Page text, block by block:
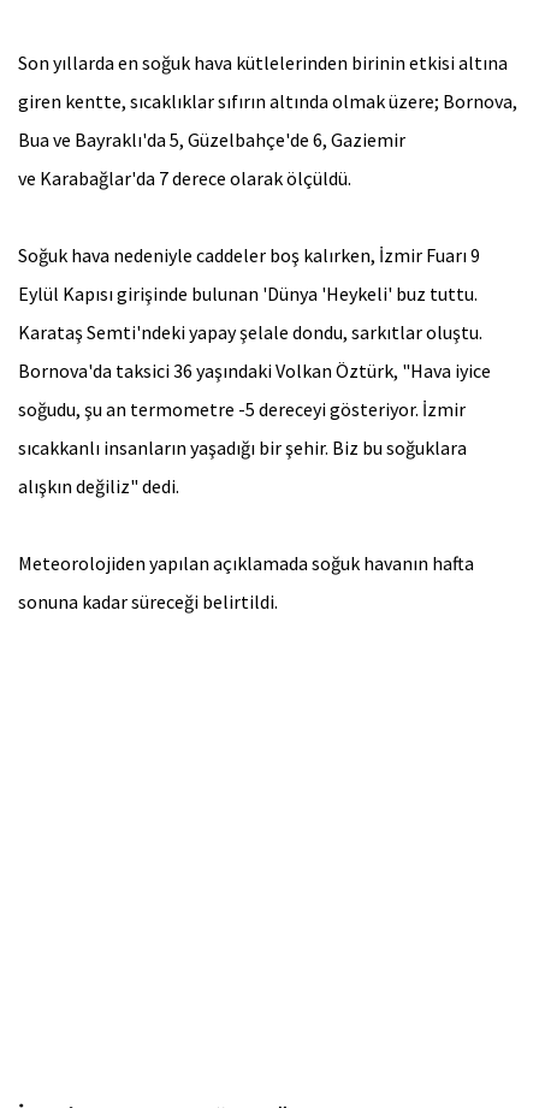
Son yıllarda en soğuk hava kütlelerinden birinin etkisi altına
giren kentte, sıcaklıklar sıfırın altında olmak üzere; Bornova,
Bua ve Bayraklı'da 5, Güzelbahçe'de 6, Gaziemir
ve Karabağlar'da 7 derece olarak ölçüldü.
Soğuk hava nedeniyle caddeler boş kalırken, İzmir Fuarı 9
Eylül Kapısı girişinde bulunan 'Dünya 'Heykeli' buz tuttu.
Karataş Semti'ndeki yapay şelale dondu, sarkıtlar oluştu.
Bornova'da taksici 36 yaşındaki Volkan Öztürk, "Hava iyice
soğudu, şu an termometre -5 dereceyi gösteriyor. İzmir
sıcakkanlı insanların yaşadığı bir şehir. Biz bu soğuklara
alışkın değiliz" dedi.
Meteorolojiden yapılan açıklamada soğuk havanın hafta
sonuna kadar süreceği belirtildi.